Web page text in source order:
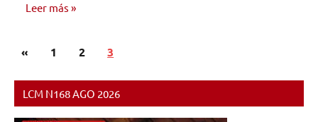
Leer más
NOTICIAS
Paginación
entradas
«Entradas
1 2 3
LCM N168 AGO 2026